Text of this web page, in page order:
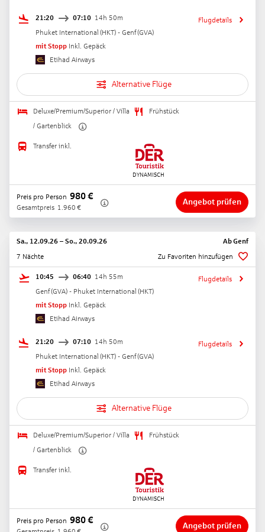
21:20 07:10 14h 50m
Phuket International (HKT) - Genf(GVA)
mit Stopp Inkl. Gepäck
Etihad Airways
Flugdetails
Alternative Flüge
Deluxe/Premium/Superior / Villa
/ Gartenblick
Frühstück
Transfer inkl.
Preis pro Person 980€
Gesamtpreis 1.960 €
Angebot prüfen
Sa., 12.09.26 – So., 20.09.26 AbGenf
7 Nächte
Zu Favoriten hinzufügen
10:45 06:40 14h 55m
Genf(GVA) - Phuket International (HKT)
mit Stopp Inkl. Gepäck
Etihad Airways
Flugdetails
21:20 07:10 14h 50m
Phuket International (HKT) - Genf(GVA)
mit Stopp Inkl. Gepäck
Etihad Airways
Flugdetails
Alternative Flüge
Deluxe/Premium/Superior / Villa
/ Gartenblick
Frühstück
Transfer inkl.
Preis pro Person 980€
Angebot prüfen